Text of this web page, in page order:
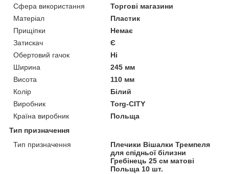
Сфера використання
Торгові магазини
Матеріал
Пластик
Прищіпки
Немає
Затискач
Є
Обертовий гачок
Ні
Ширина
245 мм
Висота
110 мм
Колір
Білий
Виробник
Torg-CITY
Країна виробник
Польща
Тип призначення
Тип призначення
Плечики Вішалки Тремпеля
для спідньої білизни
Гребінець 25 см матові
Польща 10 шт.